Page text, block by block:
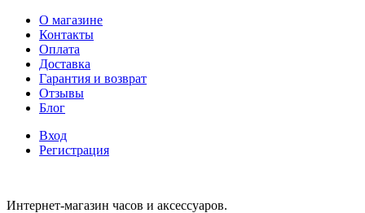
О магазине
Контакты
Оплата
Доставка
Гарантия и возврат
Отзывы
Блог
Вход
Регистрация
Интернет-магазин часов и аксессуаров.